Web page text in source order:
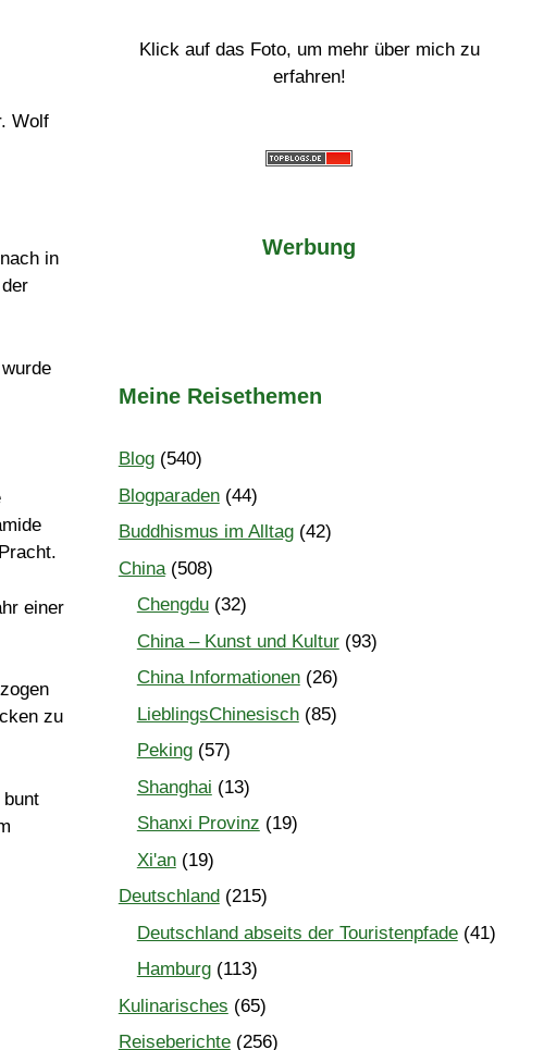
Wolf
in
einer
zu
Klick auf das Foto, um mehr über mich zu
erfahren!
Werbung
Meine Reisethemen
Blog(540)
Blogparaden(44)
Buddhismus im Alltag(42)
China(508)
Chengdu(32)
China – Kunst und Kultur(93)
China Informationen(26)
LieblingsChinesisch(85)
Peking(57)
Shanghai (13)
Shanxi Provinz (19)
Xi'an(19)
Deutschland(215)
Deutschland abseits der Touristenpfade(41)
Hamburg(113)
Kulinarisches (65)
Reiseberichte(256)